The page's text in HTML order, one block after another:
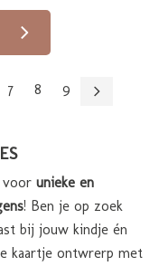
7 8 9
voor unieke en
! Ben je op zoek
bij jouw kindje én
kaartje ontwrerp met